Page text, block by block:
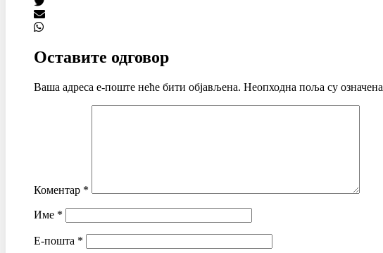
Оставите одговор
Ваша адреса е-поште неће бити објављена. Неопходна поља су означена
Коментар *
Име *
Е-пошта *